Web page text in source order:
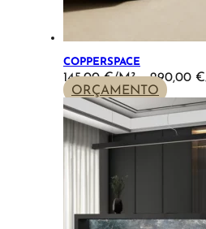
COPPERSPACE
145,00€ – 290,00 €
ORÇAMENTO